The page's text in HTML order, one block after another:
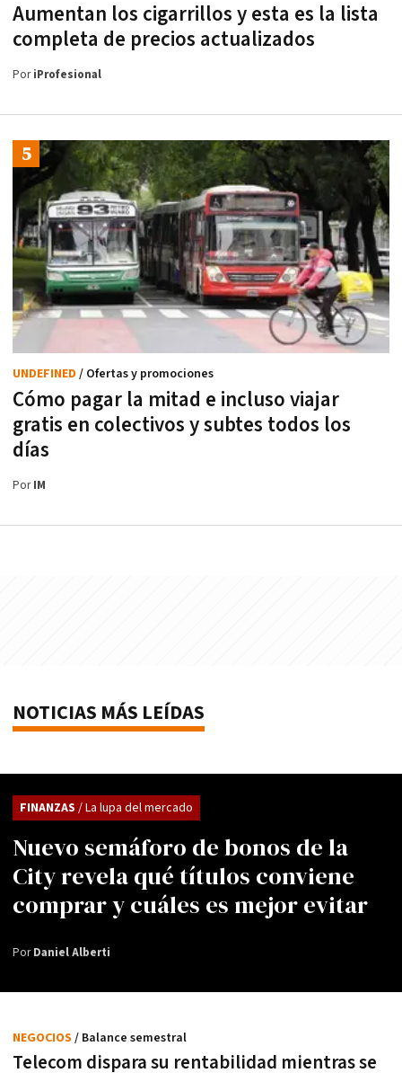
Aumentan los cigarrillos y esta es la lista
completa de precios actualizados
PoriProfesional
Cómo pagar la mitad e incluso viajar
gratis en colectivos y subtes todos los
días
UNDEFINED / Ofertas y promociones
PorIM
NOTICIAS MÁS LEÍDAS
Nuevo semáforo de bonos de la
City revela qué títulos conviene
comprar y cuáles es mejor evitar
FINANZAS / La lupa del mercado
PorDaniel Alberti
Telecom dispara su rentabilidad mientras se
NEGOCIOS / Balance semestral